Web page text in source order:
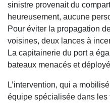
sinistre provenait du
heureusement, aucune
Pour éviter la propagation
voisines, deux lances à
La capitainerie du port a
bateaux menacés et
L’intervention, qui a
équipe spécialisée dans